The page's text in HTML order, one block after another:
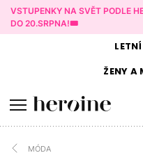
VSTUPENKY NA SVĚT PODLE
DO 20.SRPNA!🎟️
LETNÍ
ŽENY A
MÓDA